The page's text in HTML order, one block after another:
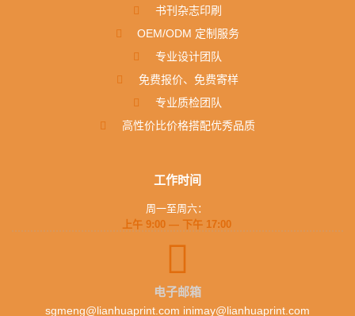
书刊杂志印刷
OEM/ODM 定制服务
专业设计团队
免费报价、免费寄样
专业质检团队
高性价比价格搭配优秀品质
工作时间
周一至周六：
上午 9:00 — 下午 17:00
电子邮箱
sgmeng@lianhuaprint.com inimay@lianhuaprint.com